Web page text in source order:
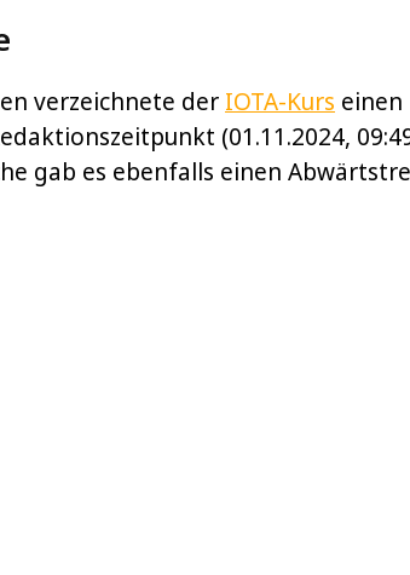
verzeichnete der IOTA-Kurs einen
(01.11.2024,
gab es ebenfalls einen